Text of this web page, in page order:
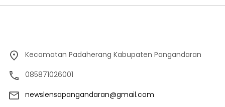
Kecamatan Padaherang Kabupaten Pangandaran
085871026001
newslensapangandaran@gmail.com